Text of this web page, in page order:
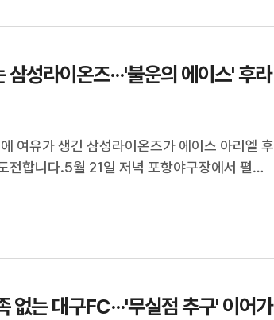
성라이온즈···'불운의 에이스' 후라
여유가 생긴 삼성라이온즈가 에이스 아리엘 후
전합니다.5월 21일 저녁 포항야구장에서 펼쳐
의 땅' 포항에서 연승을 노립니다.20일 경기가
없는 대구FC···'무실점 추구' 이어가